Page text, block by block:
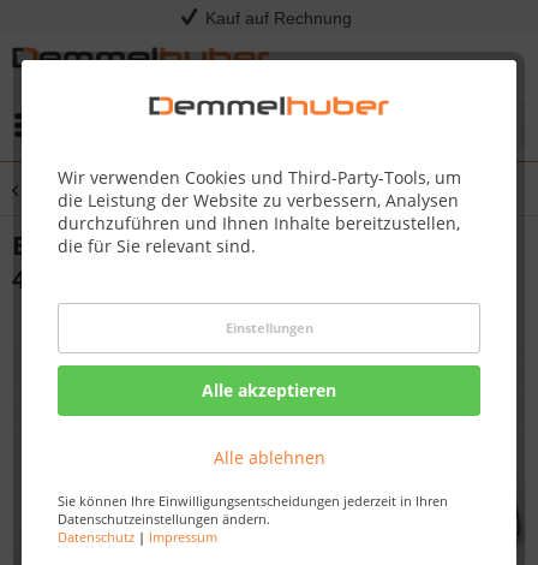
Kauf auf Rechnung
Wir verwenden Cookies und Third-Party-Tools, um
die Leistung der Website zu verbessern, Analysen
durchzuführen und Ihnen Inhalte bereitzustellen,
die für Sie relevant sind.
Einstellungen
Alle akzeptieren
Alle ablehnen
Sie können Ihre Einwilligungsentscheidungen jederzeit in Ihren
Datenschutzeinstellungen ändern.
Datenschutz| Impressum
Übersicht Grillroste
Edelstahl Roste BIG44 Built-in 700 Series
44"